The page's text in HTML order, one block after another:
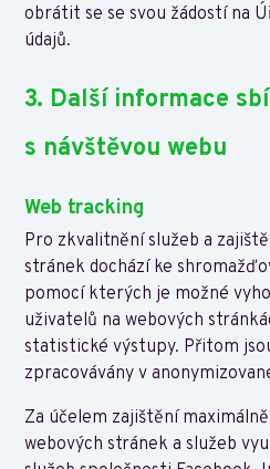
obrátit se se svou žádostí na
údajů.
3. Další informace
s návštěvou webu
Web tracking
Pro zkvalitnění služeb a
stránek dochází ke
pomocí kterých je možné
uživatelů na webových
statistické výstupy. Přitom
zpracovávány v
Za účelem zajištění
webových stránek a služeb